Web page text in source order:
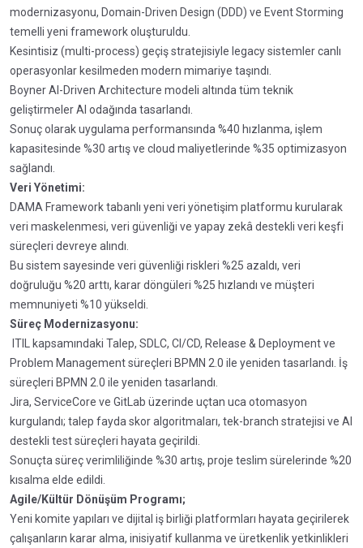
modernizasyonu, Domain-Driven Design (DDD) ve Event Storming
temelli yeni framework oluşturuldu.
Kesintisiz (multi-process) geçiş stratejisiyle legacy sistemler canlı
operasyonlar kesilmeden modern mimariye taşındı.
Boyner AI-Driven Architecture modeli altında tüm teknik
geliştirmeler AI odağında tasarlandı.
Sonuç olarak uygulama performansında %40 hızlanma, işlem
kapasitesinde %30 artış ve cloud maliyetlerinde %35 optimizasyon
sağlandı.
Veri Yönetimi:
DAMA Framework tabanlı yeni veri yönetişim platformu kurularak
veri maskelenmesi, veri güvenliği ve yapay zekâ destekli veri keşfi
süreçleri devreye alındı.
Bu sistem sayesinde veri güvenliği riskleri %25 azaldı, veri
doğruluğu %20 arttı, karar döngüleri %25 hızlandı ve müşteri
memnuniyeti %10 yükseldi.
Süreç Modernizasyonu:
ITIL kapsamındaki Talep, SDLC, CI/CD, Release & Deployment ve
Problem Management süreçleri BPMN 2.0 ile yeniden tasarlandı. İş
süreçleri BPMN 2.0 ile yeniden tasarlandı.
Jira, ServiceCore ve GitLab üzerinde uçtan uca otomasyon
kurgulandı; talep fayda skor algoritmaları, tek-branch stratejisi ve AI
destekli test süreçleri hayata geçirildi.
Sonuçta süreç verimliliğinde %30 artış, proje teslim sürelerinde %20
kısalma elde edildi.
Agile/Kültür Dönüşüm Programı;
Yeni komite yapıları ve dijital iş birliği platformları hayata geçirilerek
çalışanların karar alma, inisiyatif kullanma ve üretkenlik yetkinlikleri